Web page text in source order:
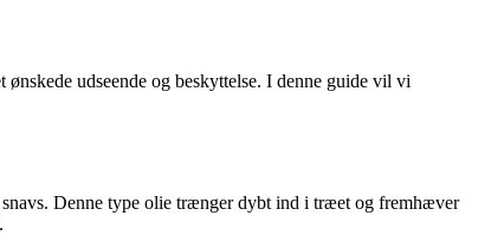
udseende og beskyttelse. I denne guide vil vi
Denne type olie trænger dybt ind i træet og fremhæver